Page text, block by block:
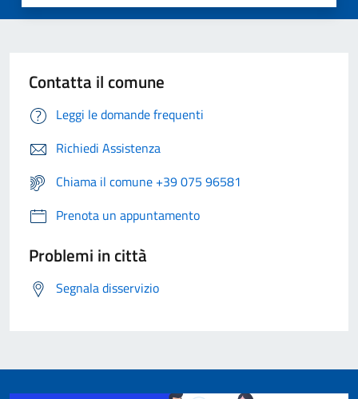
Contatta il comune
Leggi le domande frequenti
Richiedi Assistenza
Chiama il comune +39 075 96581
Prenota un appuntamento
Problemi in città
Segnala disservizio